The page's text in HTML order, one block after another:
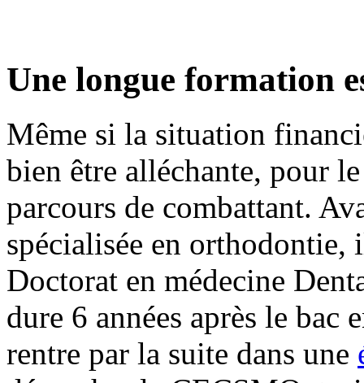
Une longue formation
Même si la situation
bien être alléchante, pour
parcours de combattant.
spécialisée en
Doctorat en médecine
dure 6 années après le bac
rentre par la suite dans une